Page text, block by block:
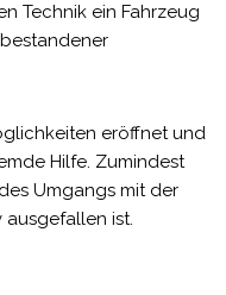
Technik ein Fahrzeug
eröffnet und
Hilfe. Zumindest
Umgangs mit der
ist.